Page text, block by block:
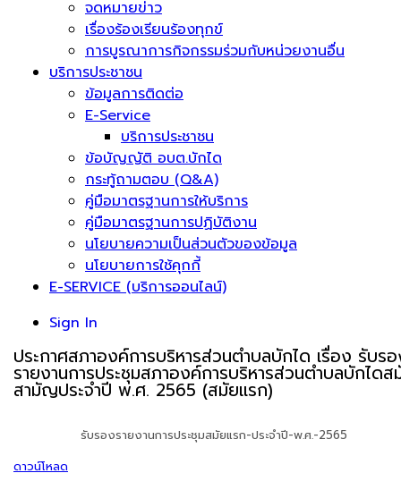
จดหมายข่าว
เรื่องร้องเรียนร้องทุกข์
การบูรณาการกิจกรรมร่วมกับหน่วยงานอื่น
บริการประชาชน
ข้อมูลการติดต่อ
E-Service
บริการประชาชน
ข้อบัญญัติ อบต.บักได
กระทู้ถามตอบ (Q&A)
คู่มือมาตรฐานการให้บริการ
คู่มือมาตรฐานการปฏิบัติงาน
นโยบายความเป็นส่วนตัวของข้อมูล
นโยบายการใช้คุกกี้
E-SERVICE (บริการออนไลน์)
Sign In
ประกาศสภาองค์การบริหารส่วนตำบลบักได เรื่อง รับร
รายงานการประชุมสภาองค์การบริหารส่วนตำบลบักไดส
สามัญประจำปี พ.ศ. 2565 (สมัยแรก)
รับรองรายงานการประชุมสมัยแรก-ประจำปี-พ.ศ.-2565
ดาวน์โหลด